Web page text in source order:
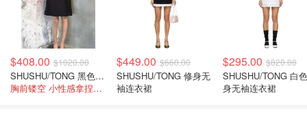
$408.00 $1020.00
SHUSHU/TONG 黑色无袖短连衣裙
胸前镂空 小性感拿捏刚刚好
$449.00 $660.00
SHUSHU/TONG 修身无
袖连衣裙
$295.00 $820.00
SHUSHU/TONG 白
身无袖连衣裙